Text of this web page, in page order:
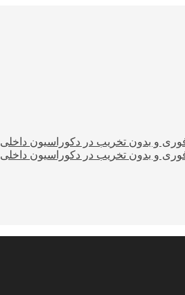
و بدون تخریب در دکوراسیون داخلی
و بدون تخریب در دکوراسیون داخلی